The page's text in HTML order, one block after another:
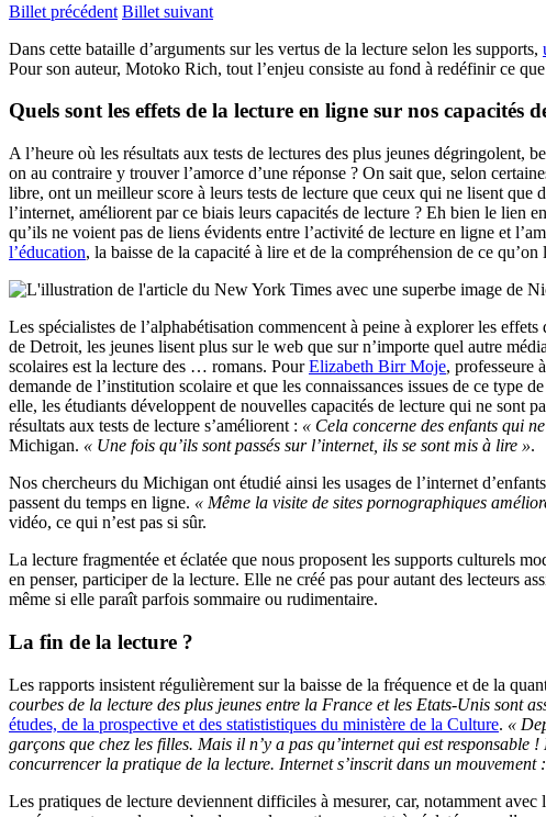
Billet précédent Billet suivant
Dans cette bataille d’arguments sur les vertus de la lecture selon les supports,
Pour son auteur, Motoko Rich, tout l’enjeu consiste au fond à redéfinir ce
Quels sont les effets de la lecture en ligne sur nos capacités
A l’heure où les résultats aux tests de lectures des plus jeunes dégringolent,
on au contraire y trouver l’amorce d’une réponse ? On sait que, selon
libre, ont un meilleur score à leurs tests de lecture que ceux qui ne lisent que
l’internet, améliorent par ce biais leurs capacités de lecture ? Eh bien le lien
qu’ils ne voient pas de liens évidents entre l’activité de lecture en ligne et
l’éducation, la baisse de la capacité à lire et de la compréhension de ce qu’on
Les spécialistes de l’alphabétisation commencent à peine à explorer les
de Detroit, les jeunes lisent plus sur le web que sur n’importe quel autre
scolaires est la lecture des … romans. PourElizabeth Birr Moje, professeure
demande de l’institution scolaire et que les connaissances issues de ce type
elle, les étudiants développent de nouvelles capacités de lecture qui ne sont
résultats aux tests de lecture s’améliorent : « Cela concerne des enfants qui
Michigan. « Une fois qu’ils sont passés sur l’internet, ils se sont mis à lire ».
Nos chercheurs du Michigan ont étudié ainsi les usages de l’internet
passent du temps en ligne. « Même la visite de sites pornographiques
vidéo, ce qui n’est pas si sûr.
La lecture fragmentée et éclatée que nous proposent les supports culturels
en penser, participer de la lecture. Elle ne créé pas pour autant des lecteurs
même si elle paraît parfois sommaire ou rudimentaire.
La fin de la lecture ?
Les rapports insistent régulièrement sur la baisse de la fréquence et de la
courbes de la lecture des plus jeunes entre la France et les Etats-Unis sont
études, de la prospective et des statististiques du ministère de la Culture. «
garçons que chez les filles. Mais il n’y a pas qu’internet qui est
concurrencer la pratique de la lecture. Internet s’inscrit dans un mouvement
Les pratiques de lecture deviennent difficiles à mesurer, car, notamment